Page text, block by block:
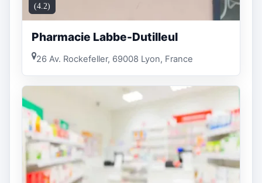
(4.2)
Pharmacie Labbe-Dutilleul
26 Av. Rockefeller, 69008 Lyon, France